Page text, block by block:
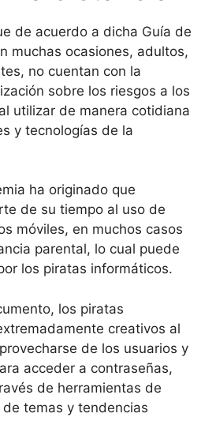
de acuerdo a dicha Guía de
muchas ocasiones, adultos,
no cuentan con la
sobre los riesgos a los
utilizar de manera cotidiana
y tecnologías de la
ha originado que
de su tiempo al uso de
móviles, en muchos casos
parental, lo cual puede
los piratas informáticos.
los piratas
creativos al
de los usuarios y
acceder a contraseñas,
de herramientas de
temas y tendencias